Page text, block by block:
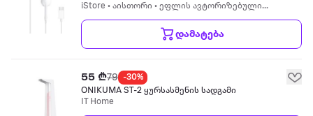
iStore • აისთორი • ეფლის ავტორიზებული
რესელერი
დამატება
55 ₾79 -30%
ONIKUMA ST-2 ყურსასმენის სადგამი
IT Home